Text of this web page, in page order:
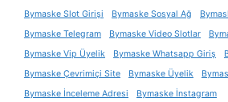
Bymaske Slot Girişi
Bymaske Sosyal Ağ
Bymaske Telegram
Bymaske Video Slotlar
Bymaske Vip Üyelik
Bymaske Whatsapp Giriş
Bymaske Çevrimiçi Site
Bymaske Üyelik
Bymaske İnceleme Adresi
Bymaske İnstagram